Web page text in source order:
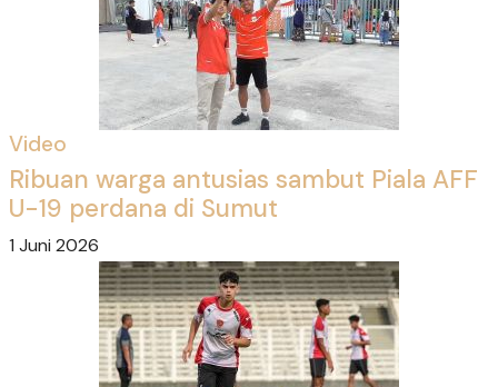
Video
Ribuan warga antusias sambut Piala AFF
U-19 perdana di Sumut
1 Juni 2026